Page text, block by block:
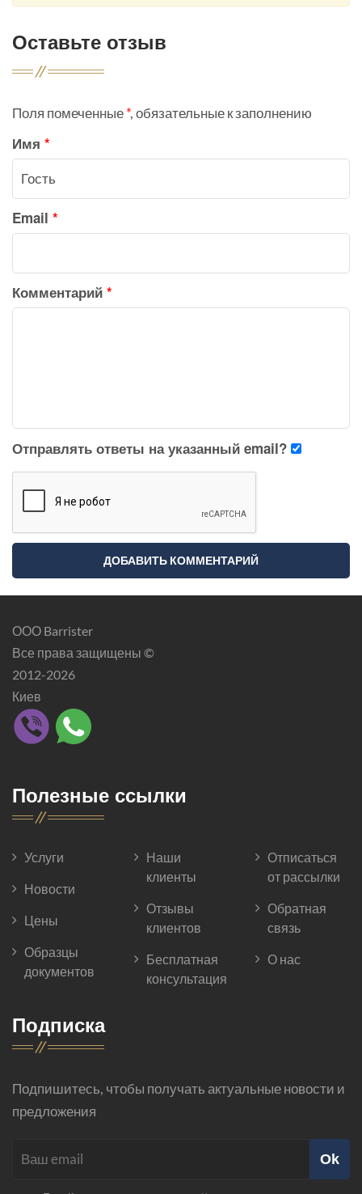
Оставьте отзыв
Поля помеченные*, обязательные к заполнению
Имя *
Email *
Комментарий *
Отправлять ответы на указанный email?
ООО Barrister
Все права защищены ©
2012-2026
Киев
Полезные ссылки
Услуги
Новости
Цены
Образцы
документов
Наши
клиенты
Отзывы
клиентов
Бесплатная
консультация
Отписаться
от рассылки
Обратная
связь
О нас
Подписка
Подпишитесь, чтобы получать актуальные новости и
предложения
Ok